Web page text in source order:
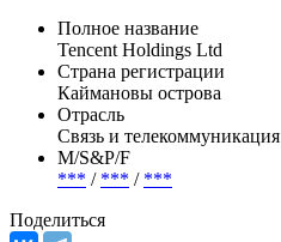
Полное название
Tencent Holdings Ltd
Страна регистрации
Каймановы острова
Отрасль
Связь и телекоммуникация
М/S&P/F
*** / *** / ***
Поделиться